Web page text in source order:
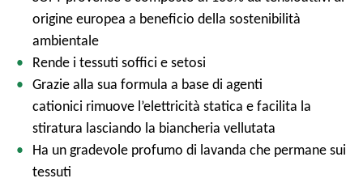
origine europea a beneficio della sostenibilità
ambientale
Rende i tessuti soffici e setosi
Grazie alla sua formula a base di agenti
cationici rimuove l’elettricità statica e facilita la
stiratura lasciando la biancheria vellutata
Ha un gradevole profumo di lavanda che permane sui
tessuti